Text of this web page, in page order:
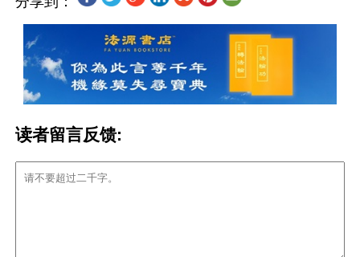
读者留言反馈: